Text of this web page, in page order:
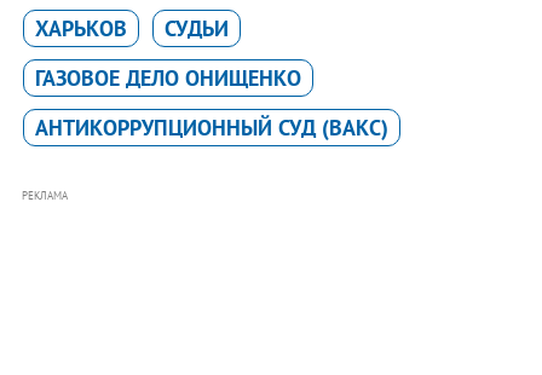
ХАРЬКОВ
СУДЬИ
ГАЗОВОЕ ДЕЛО ОНИЩЕНКО
АНТИКОРРУПЦИОННЫЙ СУД (ВАКС)
РЕКЛАМА